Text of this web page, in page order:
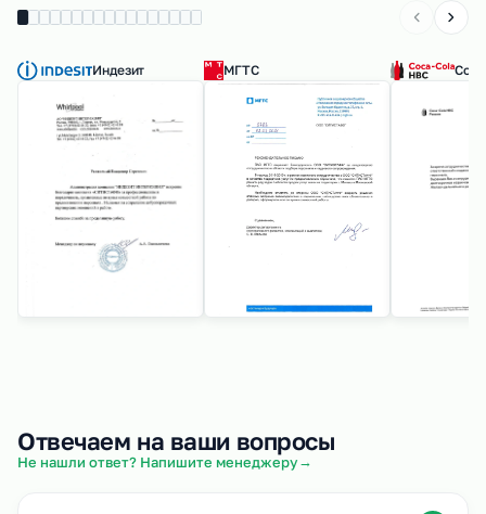
Индезит МГТС
Отвечаем на ваши вопросы
Не нашли ответ? Напишите менеджеру→